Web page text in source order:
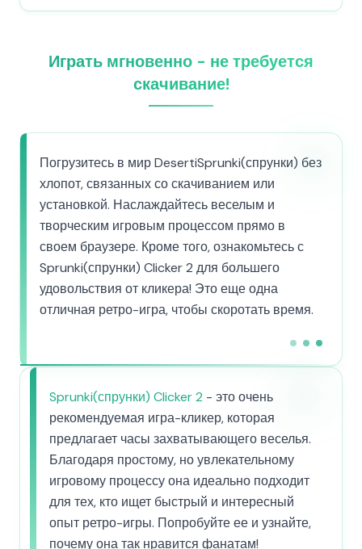
Играть мгновенно - не требуется
скачивание!
Погрузитесь в мир DesertiSprunki(спрунки) без
хлопот, связанных со скачиванием или
установкой. Наслаждайтесь веселым и
творческим игровым процессом прямо в
своем браузере. Кроме того, ознакомьтесь с
Sprunki(спрунки) Clicker 2 для большего
удовольствия от кликера! Это еще одна
отличная ретро-игра, чтобы скоротать время.
Sprunki(спрунки) Clicker 2 - это очень
рекомендуемая игра-кликер, которая
предлагает часы захватывающего веселья.
Благодаря простому, но увлекательному
игровому процессу она идеально подходит
для тех, кто ищет быстрый и интересный
опыт ретро-игры. Попробуйте ее и узнайте,
почему она так нравится фанатам!